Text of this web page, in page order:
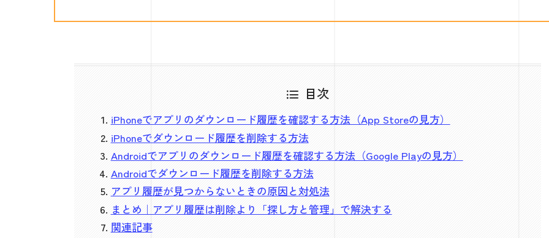
目次
iPhoneでアプリのダウンロード履歴を確認する方法（App Storeの見方）
iPhoneでダウンロード履歴を削除する方法
Androidでアプリのダウンロード履歴を確認する方法（Google Playの見方）
Androidでダウンロード履歴を削除する方法
アプリ履歴が見つからないときの原因と対処法
まとめ｜アプリ履歴は削除より「探し方と管理」で解決する
関連記事